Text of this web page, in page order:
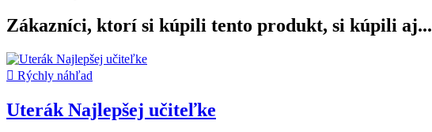
Zákazníci, ktorí si kúpili tento produkt, si kúpili aj...
 Rýchly náhľad
Uterák Najlepšej učiteľke